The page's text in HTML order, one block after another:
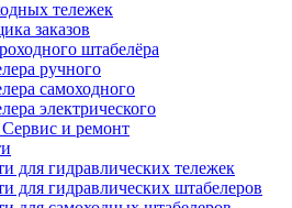
тележек
заказов
штабелёра
ручного
самоходного
электрического
Сервис и ремонт
для гидравлических тележек
для гидравлических штабелеров